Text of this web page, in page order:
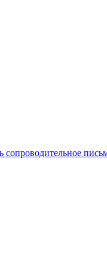
сопроводительное